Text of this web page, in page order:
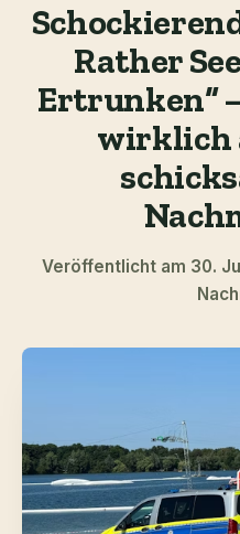
Rather
Ertrunken“
wirklich
Veröffentlicht am 30.